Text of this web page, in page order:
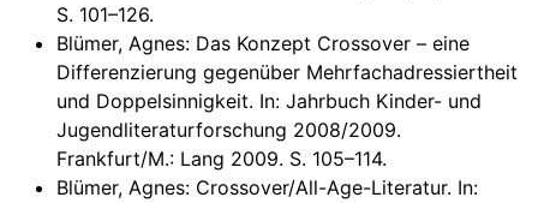
S. 101–126.
Blümer, Agnes: Das Konzept Crossover – eine
Differenzierung gegenüber Mehrfachadressiertheit
und Doppelsinnigkeit. In: Jahrbuch Kinder- und
Jugendliteraturforschung 2008/2009.
Frankfurt/M.: Lang 2009. S. 105–114.
Blümer, Agnes: Crossover/All-Age-Literatur. In: